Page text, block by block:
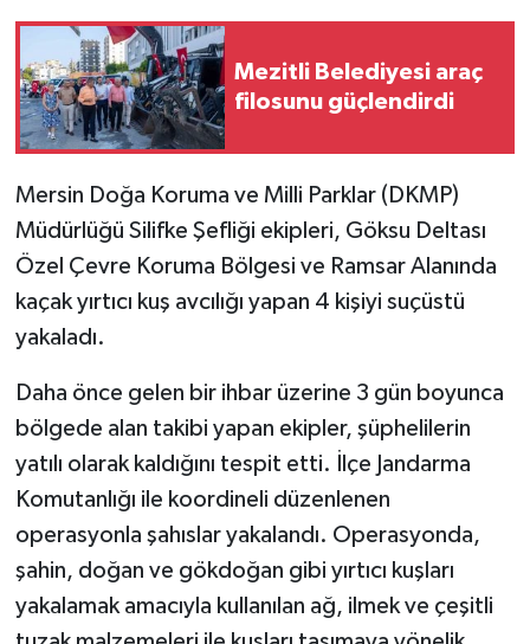
Mezitli Belediyesi araç
filosunu güçlendirdi
Mersin Doğa Koruma ve Milli Parklar (DKMP)
Müdürlüğü Silifke Şefliği ekipleri, Göksu Deltası
Özel Çevre Koruma Bölgesi ve Ramsar Alanında
kaçak yırtıcı kuş avcılığı yapan 4 kişiyi suçüstü
yakaladı.
Daha önce gelen bir ihbar üzerine 3 gün boyunca
bölgede alan takibi yapan ekipler, şüphelilerin
yatılı olarak kaldığını tespit etti. İlçe Jandarma
Komutanlığı ile koordineli düzenlenen
operasyonla şahıslar yakalandı. Operasyonda,
şahin, doğan ve gökdoğan gibi yırtıcı kuşları
yakalamak amacıyla kullanılan ağ, ilmek ve çeşitli